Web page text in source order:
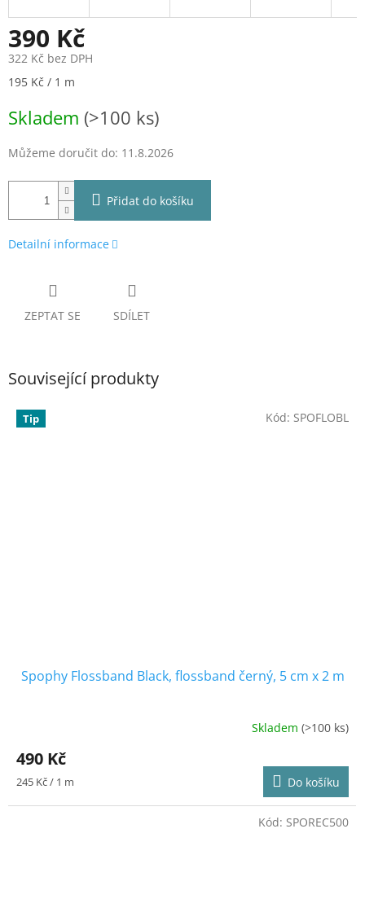
390 Kč
322 Kč bez DPH
Měrná
195 Kč / 1 m
Skladem (>100 ks)
Můžeme doručit do: 11.8.2026
Přidat do košíku
Detailní informace
ZEPTAT SE SDÍLET
Související produkty
Tip
Spophy Flossband Black, flossband černý, 5 cm x 2 m
produktu
je
z
Skladem(>100 ks)
490 Kč
Měrná
245 Kč / 1 m Do košíku
Kód: SPOFLOBL
Kód: SPOREC500